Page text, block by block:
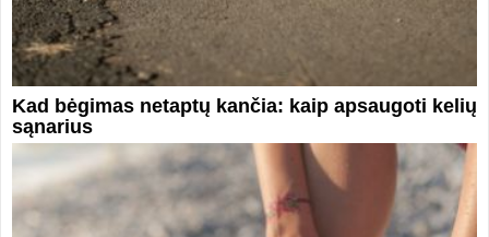
Kad bėgimas netaptų kančia: kaip apsaugoti kelių
sąnarius